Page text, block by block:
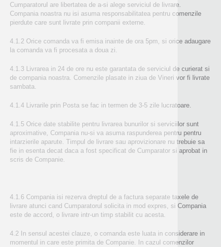
Cumparatorul are libertatea de a-si alege serviciul de livrare.
Compania noastra nu isi asuma responsabilitatea pentru comenzile
pierdute care sunt livrate prin companii externe.
4.1.2 Orice comanda va fi emisa inainte de ora 5pm, si orice adaugare
la comanda va fi procesata a doua zi.
4.1.3 Livrarea in 24 de ore nu este garantata de serviciul de curierat si
de compania noastra. Comenzile plasate in ziua de Vineri vor fi livrate
sambata.
4.1.4 Livrarile prin Posta se fac in termen de 3-5 zile lucratoare.
4.1.5 Orice date stabilite pentru livrarea bunurilor si serviciilor sunt
aproximative, Compania nu-si va asuma raspunderea pentru pentru
intarzierile aparute. Timpul de livrare sau aprovizionare nu trebuie sa
fie in esenta decat daca a fost specificat de Cumparator si aprobat in
scris de Companie.
4.1.6 Compania isi rezerva dreptul de a factura separate taxele de
livrare atunci cand Cumparatorul solicita in mod expres, si Compania
este de accord, o livrare intr-un timp stabilit cu acesta.
4.2 In sensul acestei clauze, o comanda este luata in considerare in
momentul in care este primita de Companie. In cazul comenzilor